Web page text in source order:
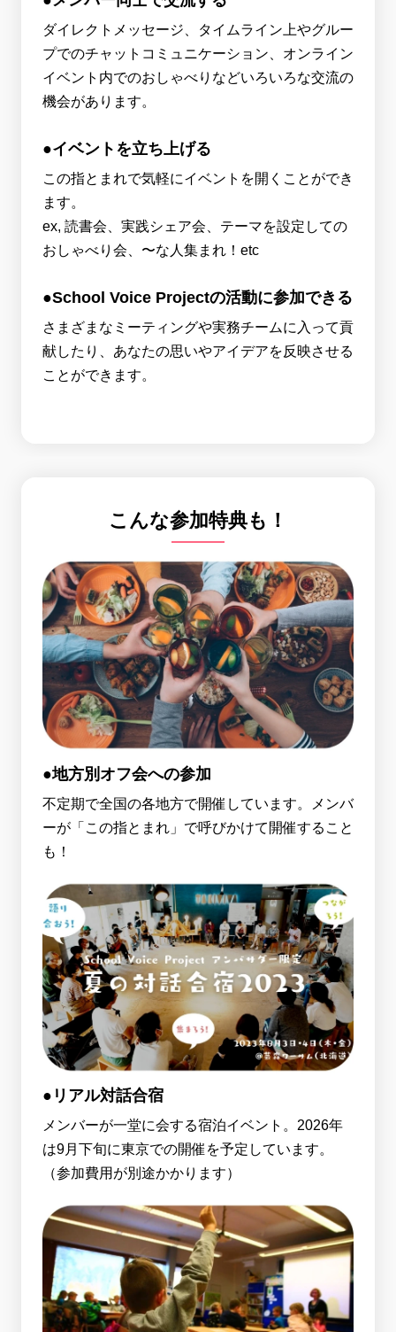
ダイレクトメッセージ、タイムライン上やグルー
プでのチャットコミュニケーション、オンライン
イベント内でのおしゃべりなどいろいろな交流の
機会があります。
●イベントを立ち上げる
この指とまれで気軽にイベントを開くことができ
ます。
ex, 読書会、実践シェア会、テーマを設定しての
おしゃべり会、〜な人集まれ！etc
●School Voice Projectの活動に参加できる
さまざまなミーティングや実務チームに入って貢
献したり、あなたの思いやアイデアを反映させる
ことができます。
こんな参加特典も！
●地方別オフ会への参加
不定期で全国の各地方で開催しています。メンバ
ーが「この指とまれ」で呼びかけて開催すること
も！
●リアル対話合宿
メンバーが一堂に会する宿泊イベント。2026年
は9月下旬に東京での開催を予定しています。
（参加費用が別途かかります）